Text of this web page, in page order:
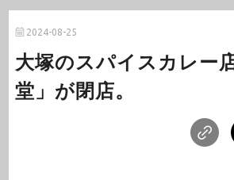
2024-08-25
大塚のスパイスカレー
堂」が閉店。